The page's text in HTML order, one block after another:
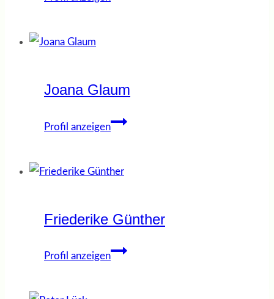
Joana Glaum
Profil anzeigenJoana
Friederike Günther
Profil anzeigenFriederike